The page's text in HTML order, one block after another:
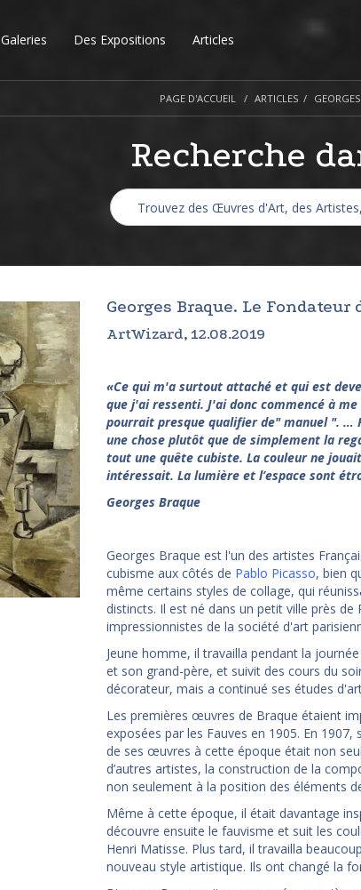
Galeries Des Expositions Articles
PAGE D'ACCUEIL ARTICLES
Recherche
Georges Braque. Le Fondateur
ArtWizard, 12.08.2019
«Ce qui m'a surtout attaché et qui est
que j'ai ressenti. J'ai donc commencé à
pourrait presque qualifier de" manuel ". …
une chose plutôt que de simplement la
tout une quête cubiste. La couleur ne
intéressait. La lumière et l’espace sont
Georges Braque
Georges Braque est l'un des artistes
cubisme aux côtés de Pablo Picasso, bien
même certains styles de collage, qui
distincts. Il est né dans un petit ville près
impressionnistes de la société d'art
Jeune homme, il travailla pendant la
et son grand-père, et suivit des cours du
décorateur, mais a continué ses études
Les premières œuvres de Braque étaient
exposées par les Fauves en 1905. En
de ses œuvres à cette époque était non
d’autres artistes, la construction de la
non seulement à la position des éléments
Même à cette époque, il était davantage
découvre ensuite le fauvisme et suit les
Henri Matisse. Plus tard, il travailla
nouveau style artistique. Ils ont changé la